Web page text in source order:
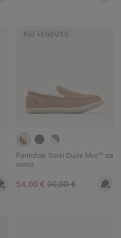
PIÙ VENDUTO
Pantofole Sorel Dude Moc™ da
uomo
Sale price:
54,00 € Regular price:
90,00 €